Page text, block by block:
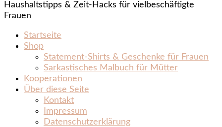
Haushaltstipps & Zeit‑Hacks für vielbeschäftigte
Frauen
Startseite
Shop
Statement‑Shirts & Geschenke für Frauen
Sarkastisches Malbuch für Mütter
Kooperationen
Über diese Seite
Kontakt
Impressum
Datenschutzerklärung